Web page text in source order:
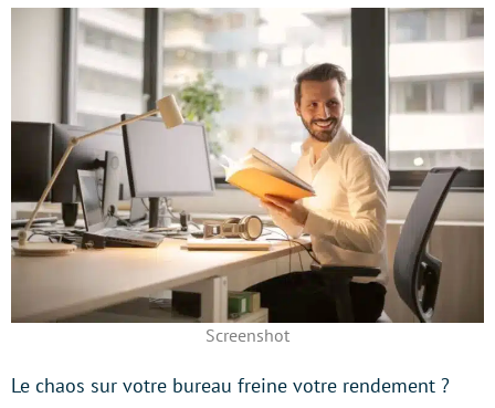
Screenshot
Le chaos sur votre bureau freine votre rendement ?